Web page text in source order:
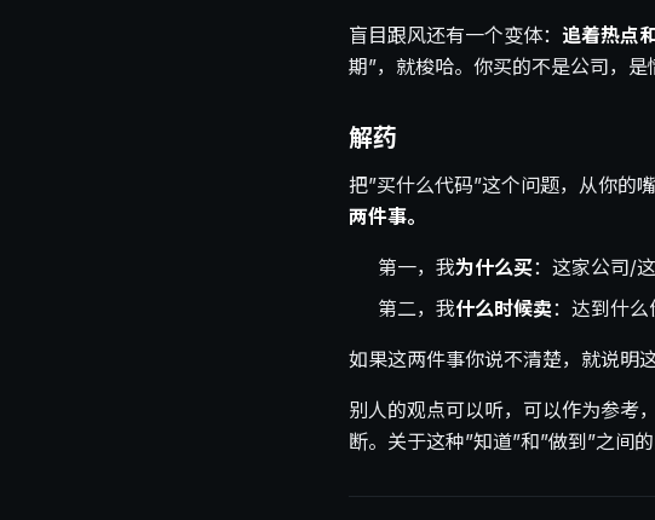
盲目跟风还有一个变体： 追着热点
期”，就梭哈。你买的不是公司，
解药
把”买什么代码”这个问题，从你的
两件事。
第一，我为什么买：这家公司/
第二，我什么时候卖：达到什
如果这两件事你说不清楚，就说明
别人的观点可以听，可以作为参考
断。关于这种”知道”和”做到”之间